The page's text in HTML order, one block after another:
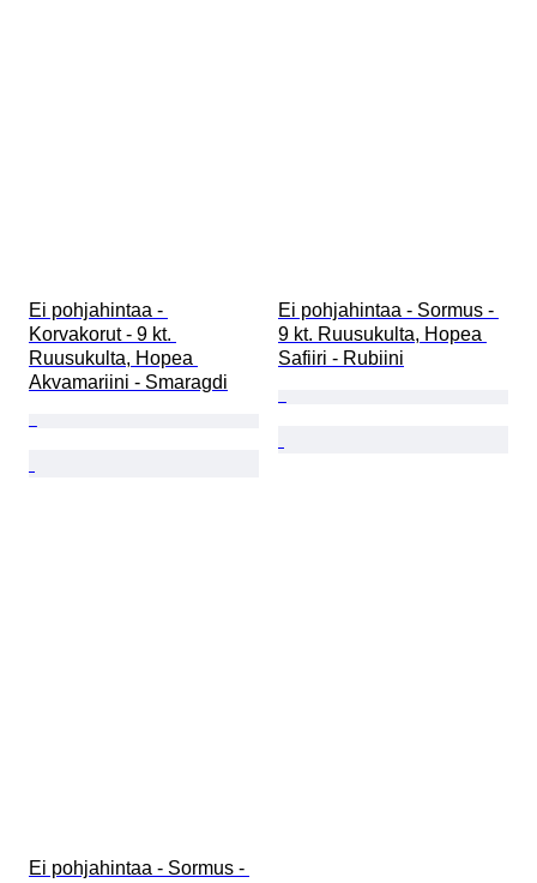
Ei pohjahintaa -
Korvakorut - 9 kt.
Ruusukulta, Hopea
Akvamariini - Smaragdi
Ei pohjahintaa - Sormus -
9 kt. Ruusukulta, Hopea
Safiiri - Rubiini
Ei pohjahintaa - Sormus -